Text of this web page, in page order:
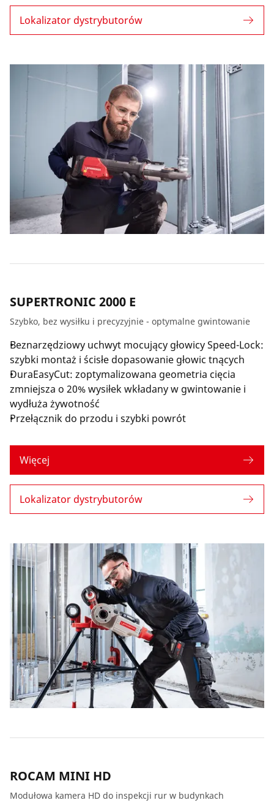
Lokalizator dystrybutorów
SUPERTRONIC 2000 E
Szybko, bez wysiłku i precyzyjnie - optymalne gwintowanie
Beznarzędziowy uchwyt mocujący głowicy Speed-Lock:
szybki montaż i ścisłe dopasowanie głowic tnących
DuraEasyCut: zoptymalizowana geometria cięcia
zmniejsza o 20% wysiłek wkładany w gwintowanie i
wydłuża żywotność
Przełącznik do przodu i szybki powrót
Więcej
Lokalizator dystrybutorów
ROCAM MINI HD
Modułowa kamera HD do inspekcji rur w budynkach